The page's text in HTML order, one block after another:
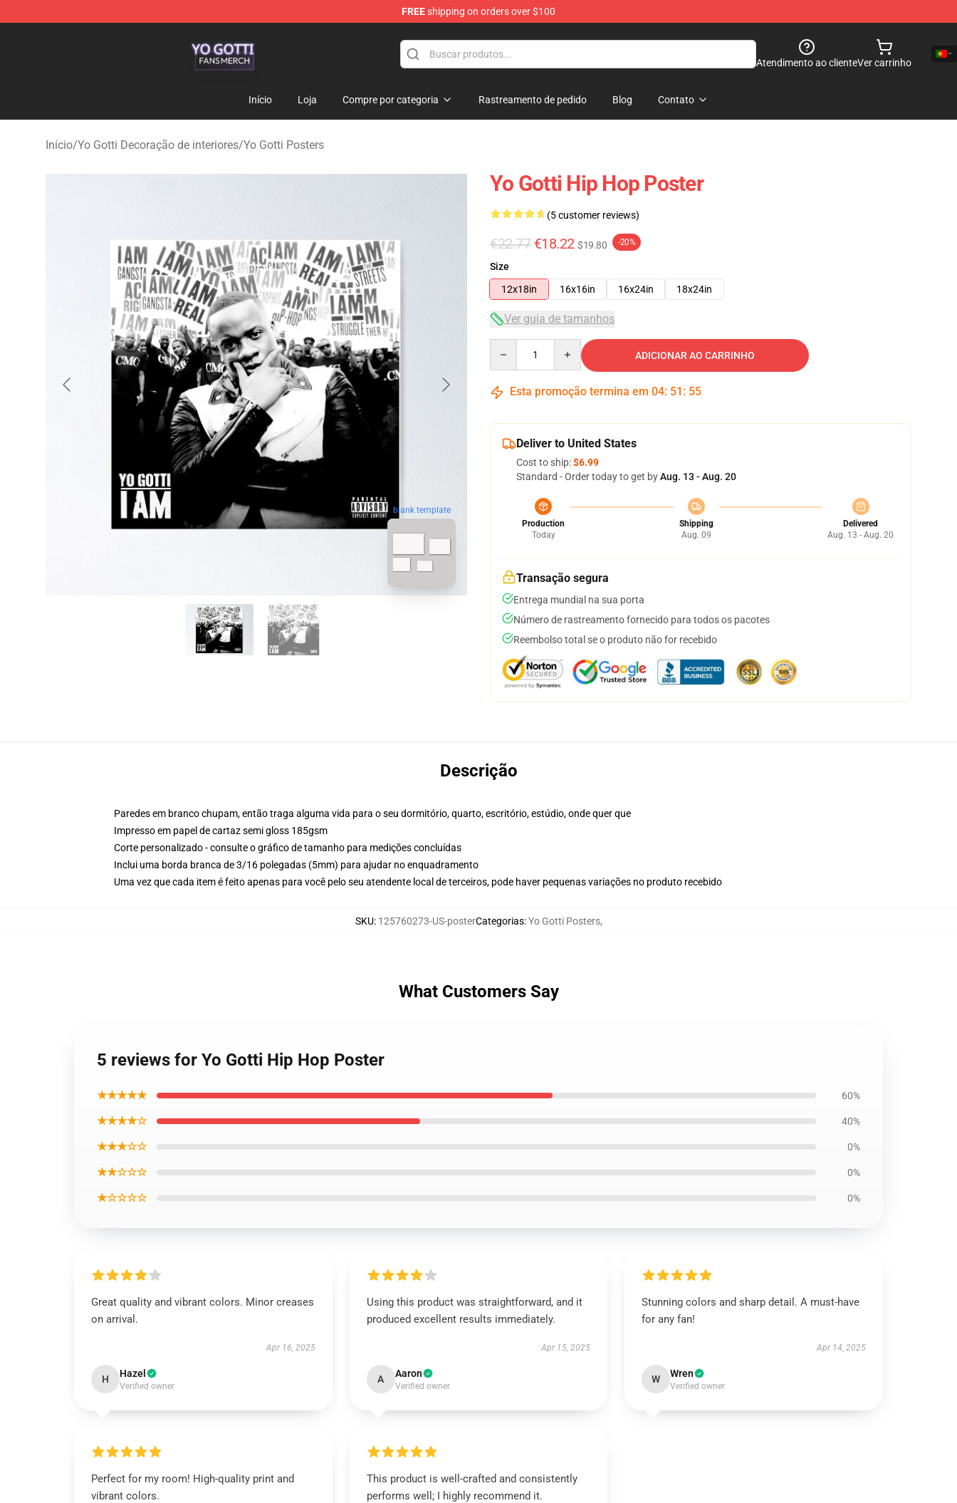
FREEshipping on orders over $100
Atendimento ao clienteVer carrinho
Início Loja Compre por categoria Rastreamento de pedido Blog Contato
Início/Yo Gotti Decoração de interiores/Yo Gotti Posters
blank template
Yo Gotti Hip Hop Poster
(5 customer reviews)
€22.77 €18.22 $19.80 -20%
Size
12x18in
16x16in 16x24in 18x24in
Ver guia de tamanhos
ADICIONAR AO CARRINHO
Esta promoção termina em 04: 51 : 54
Deliver to United States
Cost to ship:$6.99
Standard - Order today to get byAug. 13 - Aug. 20
Production
Today
Shipping
Aug. 09
Delivered
Aug. 13 - Aug. 20
Transação segura
Entrega mundial na sua porta
Número de rastreamento fornecido para todos os pacotes
Reembolso total se o produto não for recebido
Descrição
Paredes em branco chupam, então traga alguma vida para o seu dormitório, quarto, escritório, estúdio, onde quer que
Impresso em papel de cartaz semi gloss 185gsm
Corte personalizado - consulte o gráfico de tamanho para medições concluídas
Inclui uma borda branca de 3/16 polegadas (5mm) para ajudar no enquadramento
Uma vez que cada item é feito apenas para você pelo seu atendente local de terceiros, pode haver pequenas variações no produto recebido
SKU: 125760273-US-posterCategorias:Yo Gotti Posters,
What Customers Say
5 reviews for Yo Gotti Hip Hop Poster
★★★★★ 60%
★★★★☆ 40%
★★★☆☆ 0%
★★☆☆☆ 0%
★☆☆☆☆ 0%
Great quality and vibrant colors. Minor creases
on arrival.
Apr 16, 2025
H Hazel
Verified owner
Using this product was straightforward, and it
produced excellent results immediately.
Apr 15, 2025
A Aaron
Verified owner
Stunning colors and sharp detail. A must-have
for any fan!
Apr 14, 2025
W Wren
Verified owner
Perfect for my room! High-quality print and
vibrant colors.
This product is well-crafted and consistently
performs well; I highly recommend it.